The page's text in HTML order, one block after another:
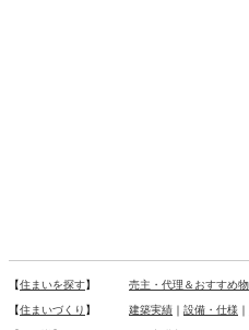
【住まいを探す】 売主・代理＆おすすめ
【住まいづくり 】 建築実績 ｜ 設備・仕様 ｜